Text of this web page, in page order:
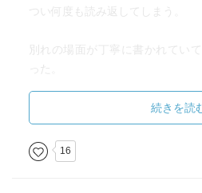
つい何度も読み返してしまう。
別れの場面が丁寧に書かれてい
った。
じゃないか、と後悔するのは誰に
でも生きて一緒にいられる間は
い。
今当たり前にある幸せを強く意識
続きを読
16